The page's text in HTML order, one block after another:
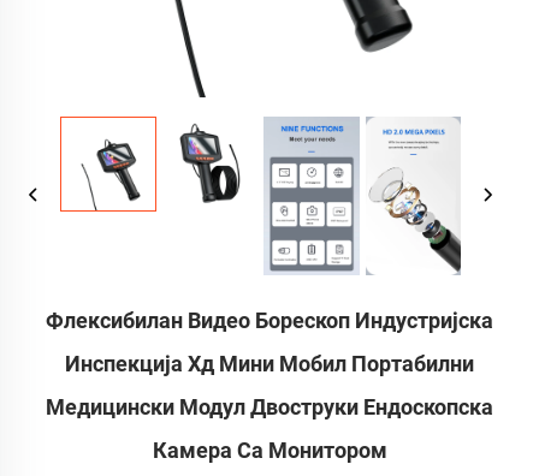
Флексибилан Видео Борескоп Индустријска
Инспекција Хд Мини Мобил Портабилни
Медицински Модул Двоструки Ендоскопска
Камера Са Монитором